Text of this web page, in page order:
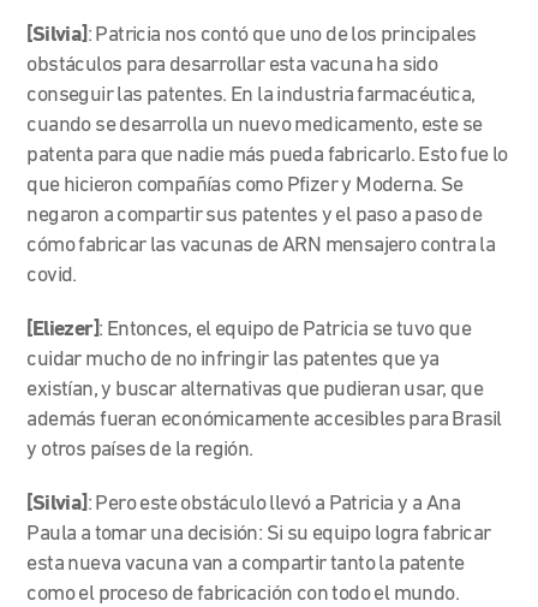
[Silvia] : Patricia nos contó que uno de los principales
obstáculos para desarrollar esta vacuna ha sido
conseguir las patentes. En la industria farmacéutica,
cuando se desarrolla un nuevo medicamento, este se
patenta para que nadie más pueda fabricarlo. Esto fue lo
que hicieron compañías como Pfizer y Moderna. Se
negaron a compartir sus patentes y el paso a paso de
cómo fabricar las vacunas de ARN mensajero contra la
covid.
[Eliezer]: Entonces, el equipo de Patricia se tuvo que
cuidar mucho de no infringir las patentes que ya
existían, y buscar alternativas que pudieran usar, que
además fueran económicamente accesibles para Brasil
y otros países de la región.
[Silvia] : Pero este obstáculo llevó a Patricia y a Ana
Paula a tomar una decisión: Si su equipo logra fabricar
esta nueva vacuna van a compartir tanto la patente
como el proceso de fabricación con todo el mundo.